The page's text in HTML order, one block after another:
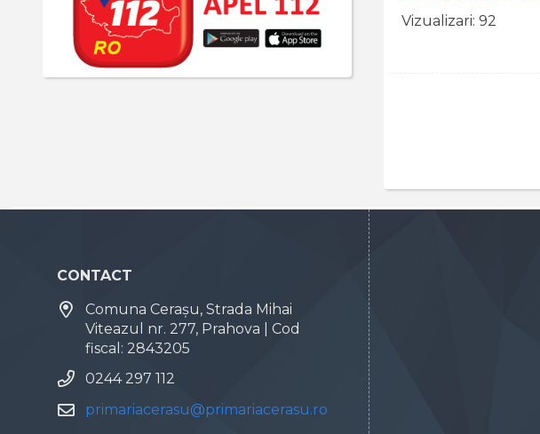
Vizualizari: 92
CONTACT
Comuna Cerașu, Strada Mihai
Viteazul nr. 277, Prahova | Cod
fiscal: 2843205
0244 297 112
primariacerasu@primariacerasu.ro